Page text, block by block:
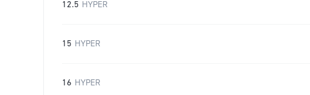
12.5 HYPER
15 HYPER
16 HYPER